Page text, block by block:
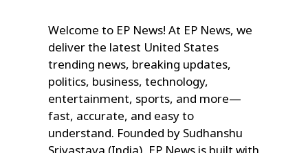
Welcome to EP News! At EP News, we
deliver the latest United States
trending news, breaking updates,
politics, business, technology,
entertainment, sports, and more—
fast, accurate, and easy to
understand. Founded by Sudhanshu
Srivastava (India), EP News is built with